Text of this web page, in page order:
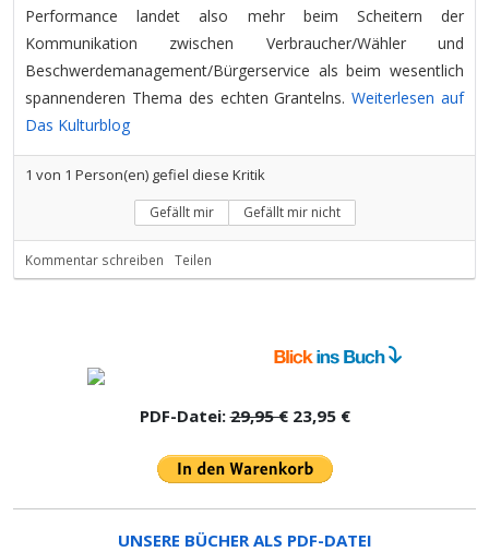
Performance landet also mehr beim Scheitern der
Kommunikation zwischen Verbraucher/Wähler und
Beschwerdemanagement/Bürgerservice als beim wesentlich
spannenderen Thema des echten Grantelns.Weiterlesen auf
Das Kulturblog
1 von 1 Person(en) gefiel diese Kritik
Gefällt mir Gefällt mir nicht
Kommentar schreiben Teilen
PDF-Datei:29,95 €23,95 €
UNSERE BÜCHER ALS PDF-DATEI